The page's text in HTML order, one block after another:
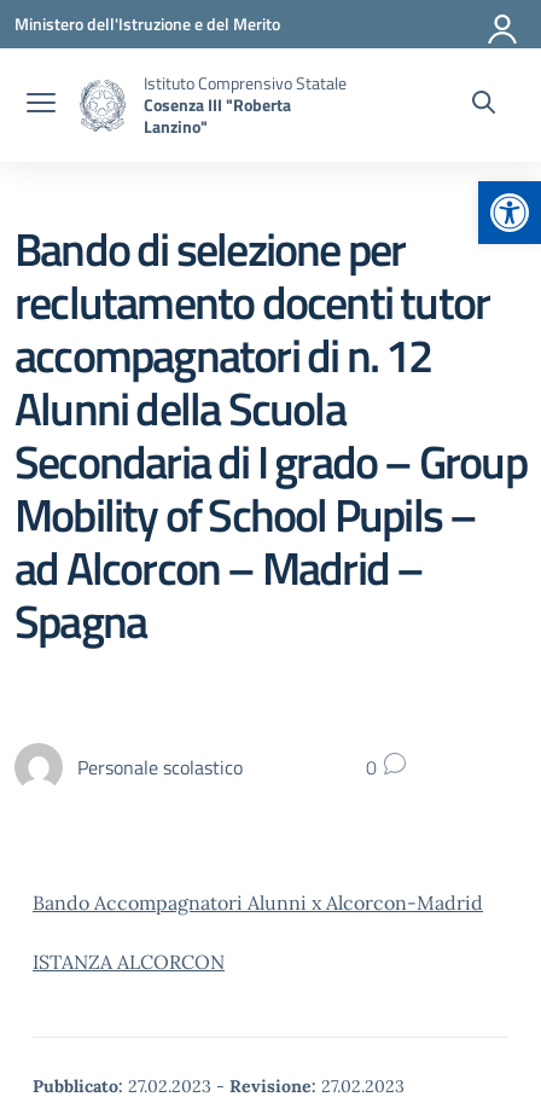
Vai ai contenuti
Vai al menu di navigazione
Vai al footer
Ministero dell'Istruzione e del Merito
Istituto Comprensivo Statale
Cosenza III "Roberta
Lanzino"
Bando di selezione per
reclutamento docenti tutor
accompagnatori di n. 12
Alunni della Scuola
Secondaria di I grado – Group
Mobility of School Pupils –
ad Alcorcon – Madrid –
Spagna
Personale scolastico 0
Bando Accompagnatori Alunni x Alcorcon-Madrid
ISTANZA ALCORCON
Pubblicato: 27.02.2023 - Revisione: 27.02.2023